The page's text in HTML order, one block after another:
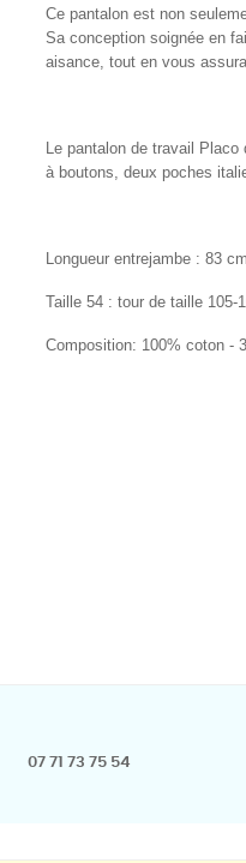
Ce pantalon est non
Sa conception soignée en
aisance, tout en vous
Le pantalon de travail
à boutons, deux poches
Longueur entrejambe : 83 cm
Taille 54 : tour de taille 105-
Composition: 100% coton -
07 71 73 75 54